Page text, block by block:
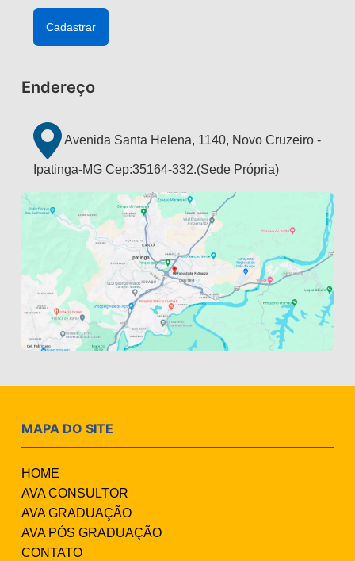
Endereço
Avenida Santa Helena, 1140, Novo Cruzeiro -
Ipatinga-MG Cep:35164-332.(Sede Própria)
MAPA DO SITE
HOME
AVA CONSULTOR
AVA GRADUAÇÃO
AVA PÓS GRADUAÇÃO
CONTATO